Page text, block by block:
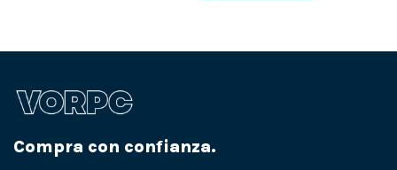
Compra con confianza.